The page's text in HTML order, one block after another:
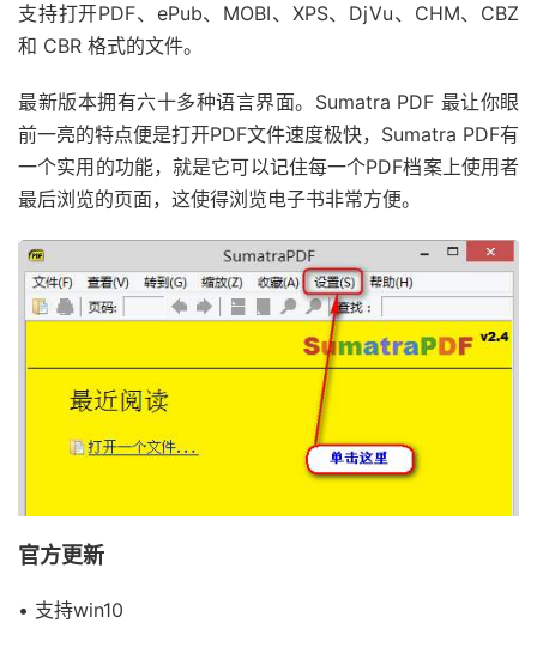
支持打开PDF、ePub、MOBI、XPS、DjVu、CHM、CBZ
和 CBR 格式的文件。
最新版本拥有六十多种语言界面。Sumatra PDF 最让你眼
前一亮的特点便是打开PDF文件速度极快，Sumatra PDF有
一个实用的功能，就是它可以记住每一个PDF档案上使用者
最后浏览的页面，这使得浏览电子书非常方便。
官方更新
• 支持win10